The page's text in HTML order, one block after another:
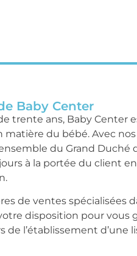
Baby Center
trente ans, Baby Center
matière du bébé. Avec
du Grand
à la portée du client
de ventes spécialisées
disposition pour vous
de l’établissement d’une